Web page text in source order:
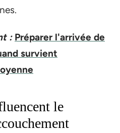
: Préparer l'arrivée de
survient
le